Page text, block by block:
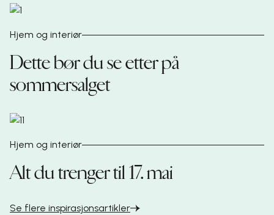
Hjem og interiør
Dette bør du se etter på
sommersalget
Hjem og interiør
Alt du trenger til 17. mai
Se flere inspirasjonsartikler